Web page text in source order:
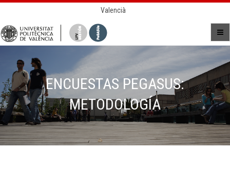
Valencià
ENCUESTAS PEGASUS:
METODOLOGÍA